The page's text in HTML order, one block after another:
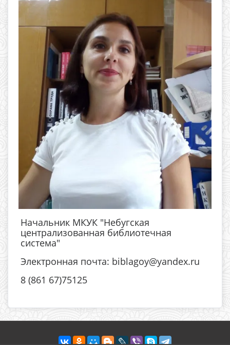
Начальник МКУК "Небугская
централизованная библиотечная
система"
Электронная почта: biblagoy@yandex.ru
8 (861 67)75125